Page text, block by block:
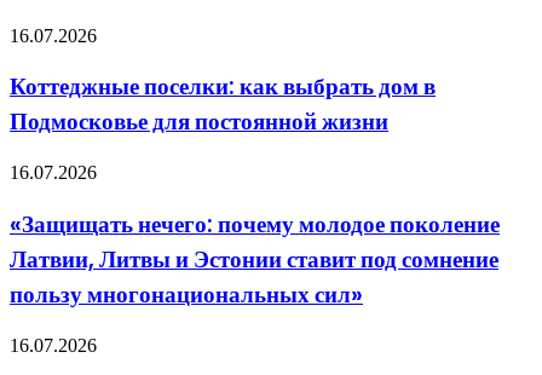
фигуры:
полный
для
невесты
Коттеджные
как
выбрать
дом
Подмосковье
жизни
16.07.2026
Коттеджные поселки: как выбрать дом в
Подмосковье для постоянной жизни
«Защищать
почему
молодое
поколение
Литвы
Эстонии
16.07.2026
«Защищать нечего: почему молодое поколение
Латвии, Литвы и Эстонии ставит под сомнение
пользу многонациональных сил»
«Мы
16.07.2026